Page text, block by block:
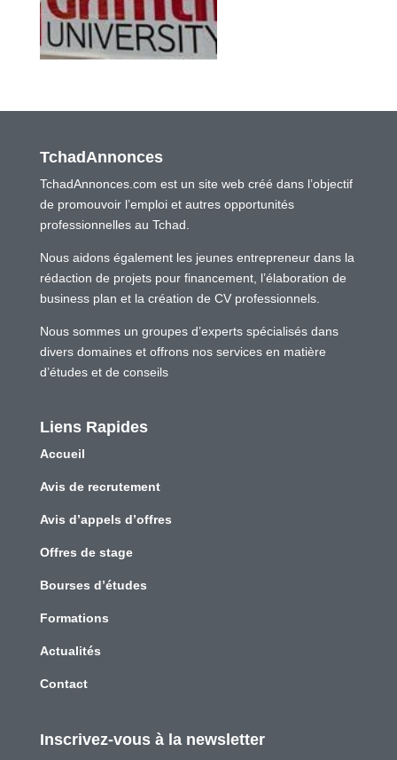
TchadAnnonces
TchadAnnonces.com est un site web créé dans l’objectif
de promouvoir l’emploi et autres opportunités
professionnelles au Tchad.
Nous aidons également les jeunes entrepreneur dans la
rédaction de projets pour financement, l’élaboration de
business plan et la création de CV professionnels.
Nous sommes un groupes d’experts spécialisés dans
divers domaines et offrons nos services en matière
d’études et de conseils
Liens Rapides
Accueil
Avis de recrutement
Avis d’appels d’offres
Offres de stage
Bourses d’études
Formations
Actualités
Contact
Inscrivez-vous à la newsletter